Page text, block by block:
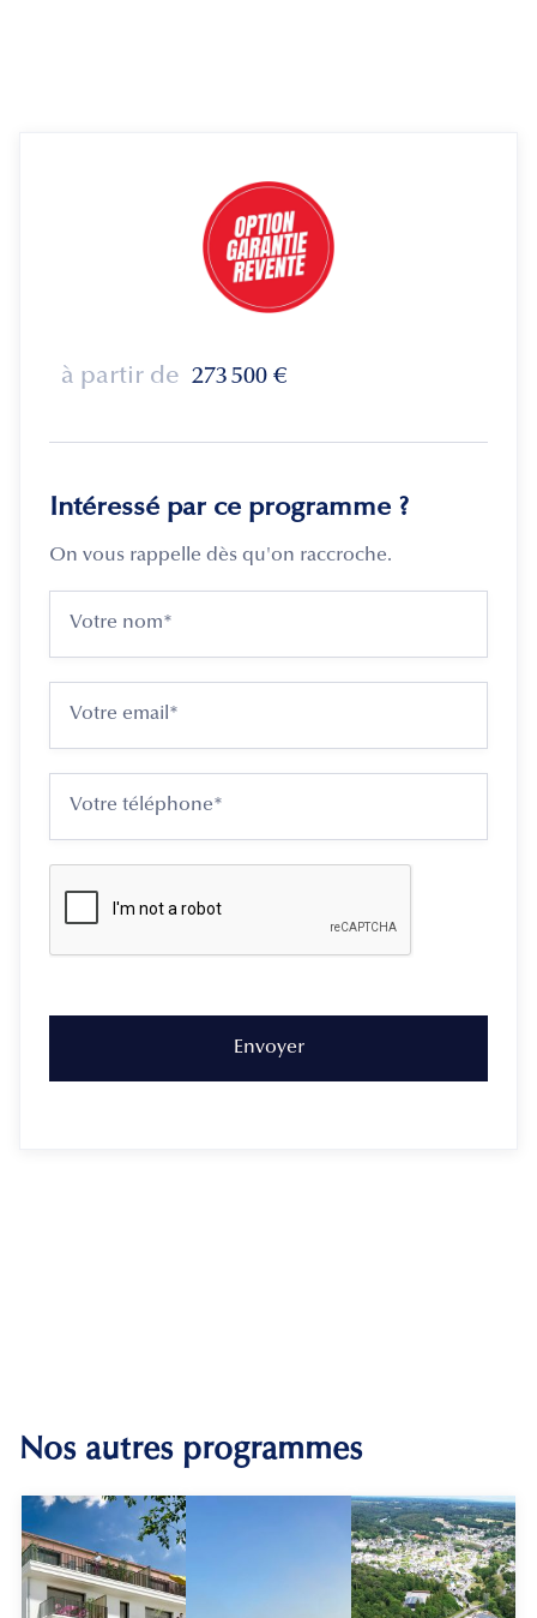
à partir de 273 500 €
Intéressé par ce programme ?
On vous rappelle dès qu'on raccroche.
Nos autres programmes